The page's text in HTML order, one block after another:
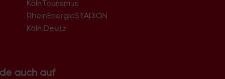
51069
51103
51107
51147
KölnTourismus
RheinEnergieSTADION
Köln Deutz
auch auf